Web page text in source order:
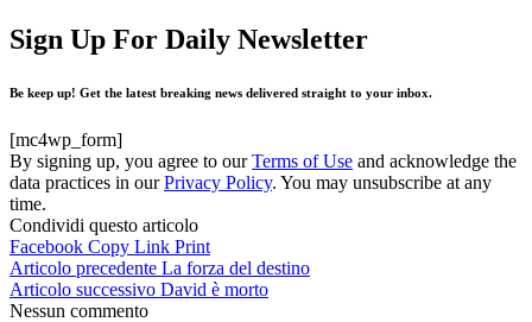
Sign Up For Daily Newsletter
Be keep up! Get the latest breaking news delivered straight to your inbox.
[mc4wp_form]
By signing up, you agree to ourTerms of Use and acknowledge the
data practices in ourPrivacy Policy. You may unsubscribe at any
time.
Condividi questo articolo
Facebook Copy Link Print
Articolo precedente La forza del destino
Articolo successivo David è morto
Nessun commento